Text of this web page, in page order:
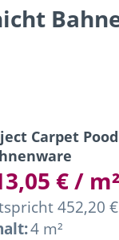
Carpet
€ /
452,20
4 m²